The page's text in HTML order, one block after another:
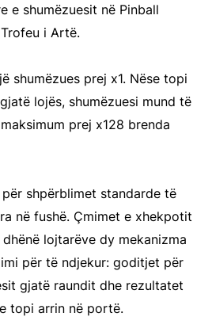
e shumëzuesit në Pinball
i Artë.
shumëzues prej x1. Nëse topi
lojës, shumëzuesi mund të
prej x128 brenda
shpërblimet standarde të
në fushë. Çmimet e xhekpotit
lojtarëve dy mekanizma
për të ndjekur: goditjet për
gjatë raundit dhe rezultatet
topi arrin në portë.